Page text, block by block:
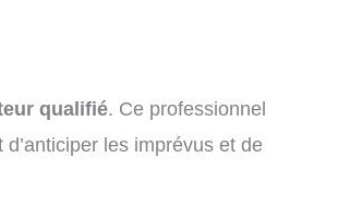
qualifié. Ce professionnel
les imprévus et de